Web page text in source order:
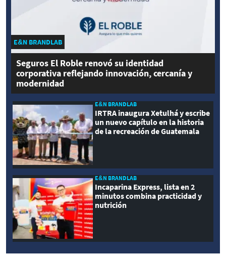
E&N BRANDLAB
Seguros El Roble renovó su identidad
corporativa reflejando innovación, cercanía y
modernidad
E&N BRANDLAB
IRTRA inaugura Xetulhá y escribe
un nuevo capítulo en la historia
de la recreación de Guatemala
E&N BRANDLAB
Incaparina Express, lista en 2
minutos combina practicidad y
nutrición